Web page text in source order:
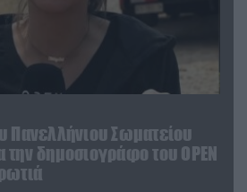
Πανελλήνιου Σωματείου
δημοσιογράφο του OPEN